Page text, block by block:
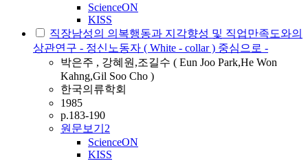
ScienceON
KISS
직장남성의 의복행동과 지각향성 및 직업만족도와의
상관연구 - 정신노동자 ( White - collar ) 중심으로 -
박은주 , 강혜원,조길수 ( Eun Joo Park,He Won
Kahng,Gil Soo Cho )
한국의류학회
1985
p.183-190
원문보기 2
ScienceON
KISS